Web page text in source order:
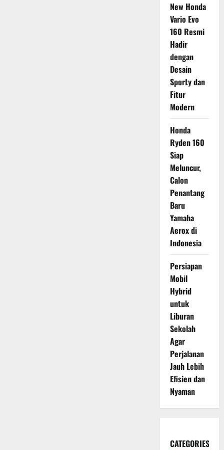
New Honda
Vario Evo
160 Resmi
Hadir
dengan
Desain
Sporty dan
Fitur
Modern
Honda
Ryden 160
Siap
Meluncur,
Calon
Penantang
Baru
Yamaha
Aerox di
Indonesia
Persiapan
Mobil
Hybrid
untuk
Liburan
Sekolah
Agar
Perjalanan
Jauh Lebih
Efisien dan
Nyaman
CATEGORIES